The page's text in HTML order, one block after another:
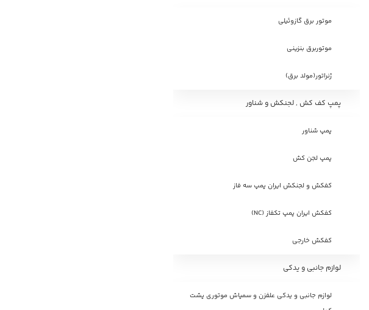
موتور برق گازوئیلی
موتوربرق بنزینی
ژنراتور(مولد برق)
پمپ کف کش , لجنکش و شناور
پمپ شناور
پمپ لجن کش
کفکش و لجنکش ایران پمپ سه فاز
کفکش ایران پمپ تکفاز (NC)
کفکش خارجی
لوازم جانبی و یدکی
لوازم جانبی و یدکی علفزن و سمپاش موتوری پشت